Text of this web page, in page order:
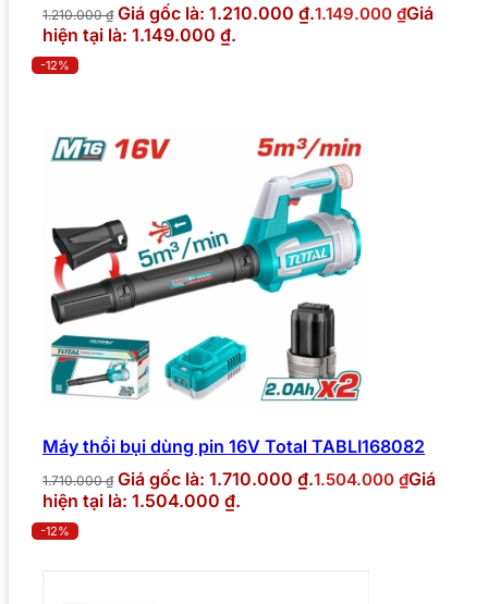
1.210.000₫ Giá gốc là: 1.210.000 ₫.1.149.000 ₫Giá
hiện tại là: 1.149.000 ₫.
-12%
Máy thổi bụi dùng pin 16V Total TABLI168082
1.710.000₫ Giá gốc là: 1.710.000 ₫.1.504.000 ₫Giá
hiện tại là: 1.504.000 ₫.
-12%